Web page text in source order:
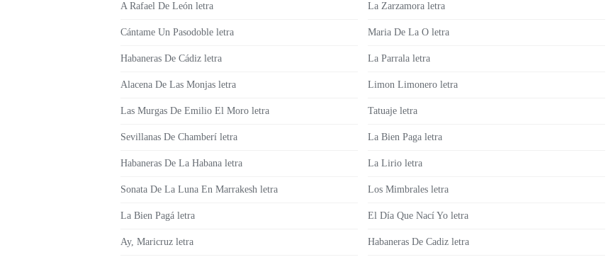
A Rafael De León letra
Cántame Un Pasodoble letra
Habaneras De Cádiz letra
Alacena De Las Monjas letra
Las Murgas De Emilio El Moro letra
Sevillanas De Chamberí letra
Habaneras De La Habana letra
Sonata De La Luna En Marrakesh letra
La Bien Pagá letra
Ay, Maricruz letra
La Zarzamora letra
Maria De La O letra
La Parrala letra
Limon Limonero letra
Tatuaje letra
La Bien Paga letra
La Lirio letra
Los Mimbrales letra
El Día Que Nací Yo letra
Habaneras De Cadiz letra